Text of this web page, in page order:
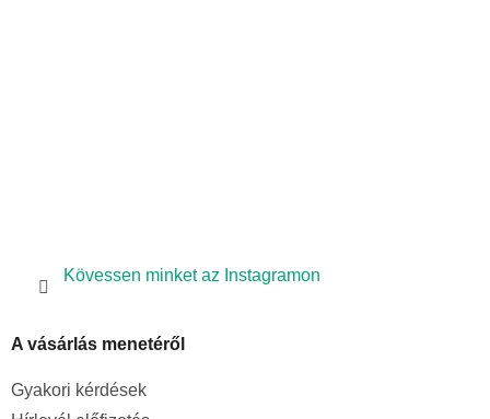
Kövessen minket az Instagramon
A vásárlás menetéről
Gyakori kérdések